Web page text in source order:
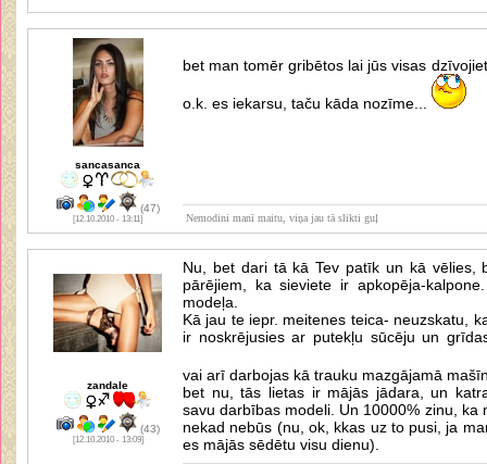
sancasanca
(47)
[12.10.2010 - 13:11]
bet man tomēr gribētos lai jūs visas
o.k. es iekarsu, taču kāda nozīme...
Nemodini manī maitu, viņa jau tā slikti guļ
zandale
(43)
[12.10.2010 - 13:09]
Nu, bet dari tā kā Tev patīk un kā vēlies,
pārējiem, ka sieviete ir apkopēja-
modeļa.
Kā jau te iepr. meitenes teica- neuzskatu,
ir noskrējusies ar putekļu sūcēju un
vai arī darbojas kā trauku mazgājamā
bet nu, tās lietas ir mājās jādara, un
savu darbības modeli. Un 10000% zinu, ka
nekad nebūs (nu, ok, kkas uz to pusi, ja
es mājās sēdētu visu dienu).